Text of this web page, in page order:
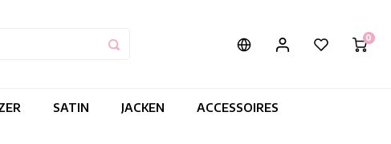
0
SATIN JACKEN ACCESSOIRES